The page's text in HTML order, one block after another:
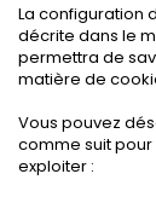
La configuration
décrite dans le
permettra de
matière de
Vous pouvez
comme suit
exploiter :